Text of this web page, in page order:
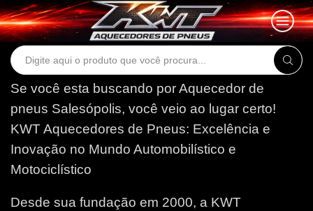
Search
Se você esta buscando por Aquecedor de
pneus Salesópolis, você veio ao lugar certo!
KWT Aquecedores de Pneus: Excelência e
Inovação no Mundo Automobilístico e
Motociclístico
Desde sua fundação em 2000, a KWT